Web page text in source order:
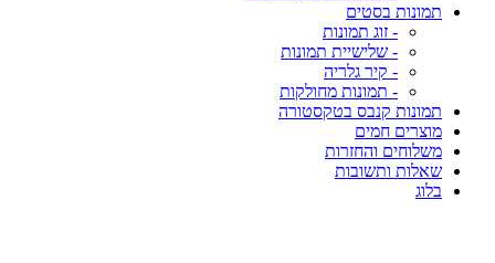
תמונות בסטים
- זוג תמונות
- שלישיית תמונות
- קיר גלריה
- תמונות מחולקות
תמונות קנבס בטקסטורה
מוצרים חמים
משלוחים והחזרות
שאלות ותשובות
בלוג